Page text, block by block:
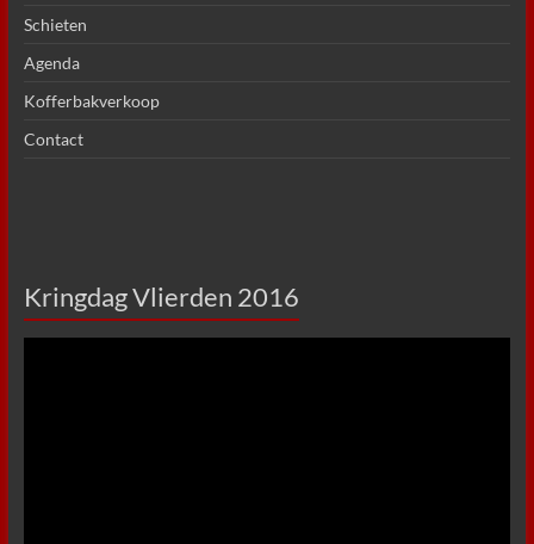
Schieten
Agenda
Kofferbakverkoop
Contact
Kringdag Vlierden 2016